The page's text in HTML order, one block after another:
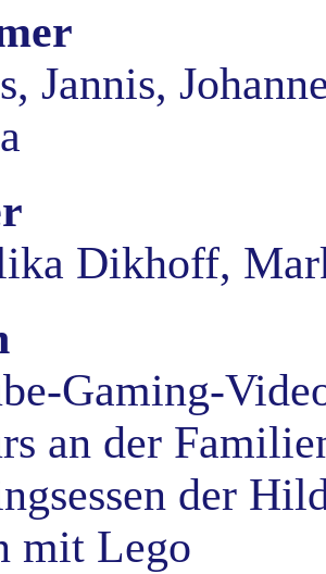
Jannis,
Dikhoff,
Gaming-
an der
der
mit Lego